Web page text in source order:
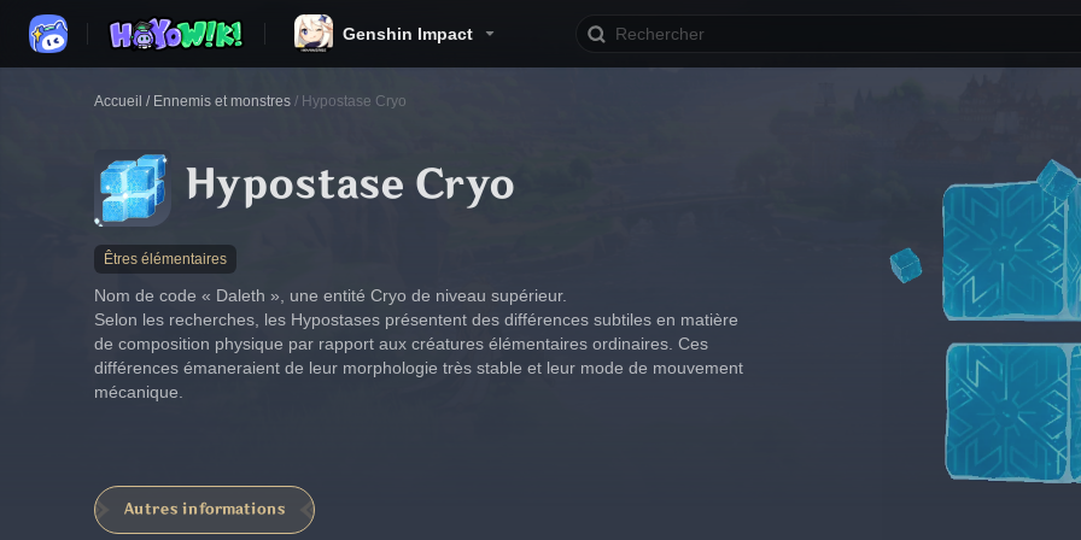
Genshin Impact
Accueil / Ennemis et monstres / Hypostase Cryo
Hypostase Cryo
Êtres élémentaires
Nom de code « Daleth », une entité Cryo de niveau supérieur.
Selon les recherches, les Hypostases présentent des différences subtiles en matière
de composition physique par rapport aux créatures élémentaires ordinaires. Ces
différences émaneraient de leur morphologie très stable et leur mode de mouvement
mécanique.
Autres informations